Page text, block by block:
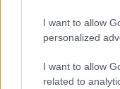
I want to allow
personalized
I want to allow
related to
BNB